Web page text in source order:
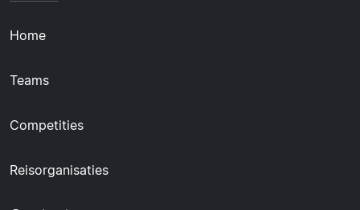
Home
Teams
Competities
Reisorganisaties